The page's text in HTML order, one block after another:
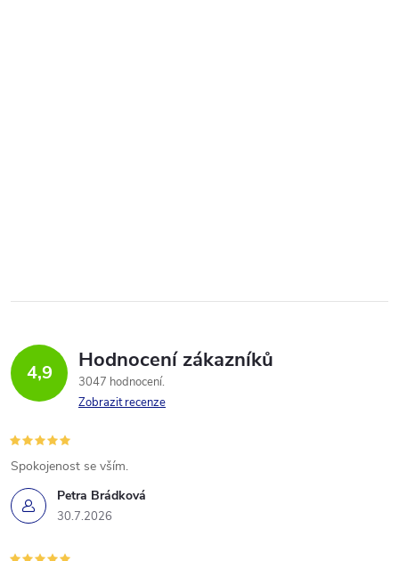
4,9 Hodnocení zákazníků
3047 hodnocení
Zobrazit recenze
Petra Brádková
30.7.2026
Spokojenost se vším.